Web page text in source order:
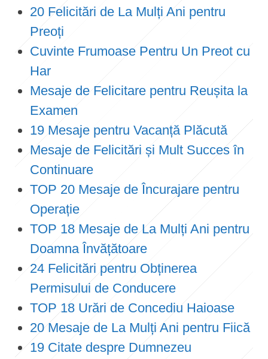
20 Felicitări de La Mulți Ani pentru
Preoți
Cuvinte Frumoase Pentru Un Preot cu
Har
Mesaje de Felicitare pentru Reușita la
Examen
19 Mesaje pentru Vacanță Plăcută
Mesaje de Felicitări și Mult Succes în
Continuare
TOP 20 Mesaje de Încurajare pentru
Operație
TOP 18 Mesaje de La Mulți Ani pentru
Doamna Învățătoare
24 Felicitări pentru Obținerea
Permisului de Conducere
TOP 18 Urări de Concediu Haioase
20 Mesaje de La Mulți Ani pentru Fiică
19 Citate despre Dumnezeu